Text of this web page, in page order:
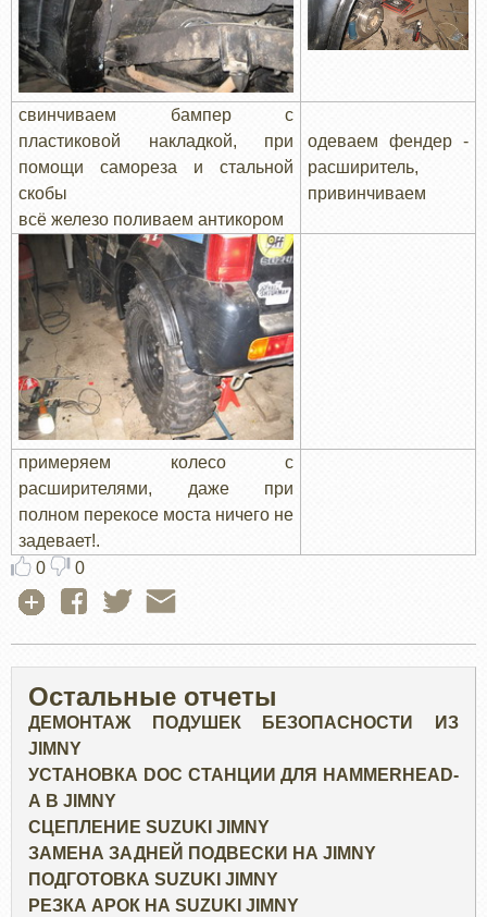
свинчиваем бампер с
пластиковой накладкой, при
помощи самореза и стальной
скобы
всё железо поливаем антикором
одеваем фендер -
расширитель,
привинчиваем
примеряем колесо с
расширителями, даже при
полном перекосе моста ничего не
задевает!.
0
0
Остальные отчеты
ДЕМОНТАЖ ПОДУШЕК БЕЗОПАСНОСТИ ИЗ
JIMNY
УСТАНОВКА DOC СТАНЦИИ ДЛЯ HAMMERHEAD-
А В JIMNY
СЦЕПЛЕНИЕ SUZUKI JIMNY
ЗАМЕНА ЗАДНЕЙ ПОДВЕСКИ НА JIMNY
ПОДГОТОВКА SUZUKI JIMNY
РЕЗКА АРОК НА SUZUKI JIMNY